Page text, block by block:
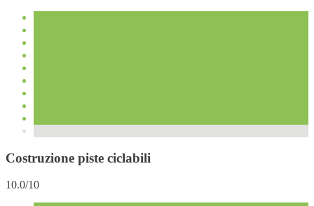
Costruzione piste ciclabili
10.0/10